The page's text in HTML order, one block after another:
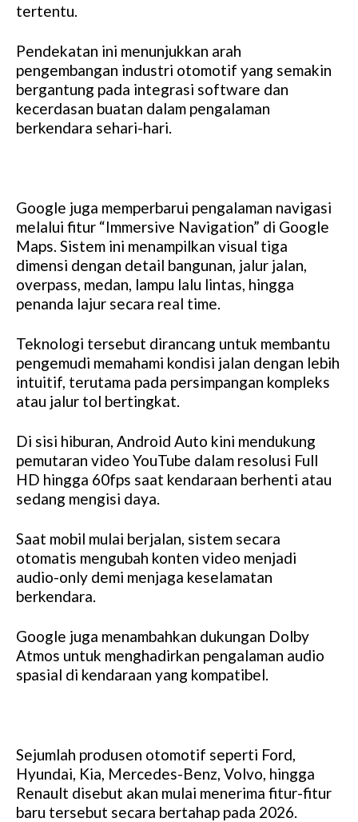
tertentu.
Pendekatan ini menunjukkan arah
pengembangan industri otomotif yang semakin
bergantung pada integrasi software dan
kecerdasan buatan dalam pengalaman
berkendara sehari-hari.
Google juga memperbarui pengalaman navigasi
melalui fitur “Immersive Navigation” di Google
Maps. Sistem ini menampilkan visual tiga
dimensi dengan detail bangunan, jalur jalan,
overpass, medan, lampu lalu lintas, hingga
penanda lajur secara real time.
Teknologi tersebut dirancang untuk membantu
pengemudi memahami kondisi jalan dengan lebih
intuitif, terutama pada persimpangan kompleks
atau jalur tol bertingkat.
Di sisi hiburan, Android Auto kini mendukung
pemutaran video YouTube dalam resolusi Full
HD hingga 60fps saat kendaraan berhenti atau
sedang mengisi daya.
Saat mobil mulai berjalan, sistem secara
otomatis mengubah konten video menjadi
audio-only demi menjaga keselamatan
berkendara.
Google juga menambahkan dukungan Dolby
Atmos untuk menghadirkan pengalaman audio
spasial di kendaraan yang kompatibel.
Sejumlah produsen otomotif seperti Ford,
Hyundai, Kia, Mercedes-Benz, Volvo, hingga
Renault disebut akan mulai menerima fitur-fitur
baru tersebut secara bertahap pada 2026.